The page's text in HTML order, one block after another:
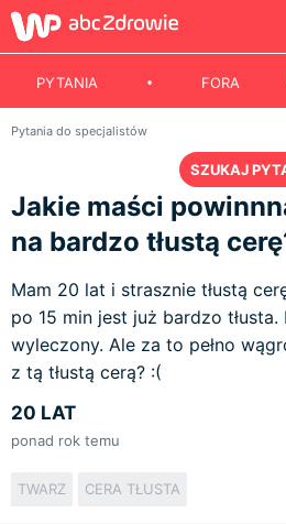
PYTANIA FORA
Pytania do specjalistów
SZUKAJ
Jakie maści
na bardzo tłustą
Mam 20 lat i strasznie tłustą
po 15 min jest już bardzo
wyleczony. Ale za to pełno
z tą tłustą cerą? :(
20 LAT
ponad rok temu
TWARZ CERA TŁUSTA